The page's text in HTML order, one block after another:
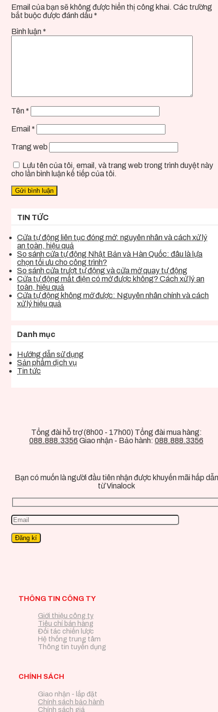
Email của bạn sẽ không được hiển thị công khai. Các trường
bắt buộc được đánh dấu *
Bình luận *
Tên *
Email *
Trang web
Lưu tên của tôi, email, và trang web trong trình duyệt này
cho lần bình luận kế tiếp của tôi.
TIN TỨC
Cửa tự động liên tục đóng mở: nguyên nhân và cách xử lý
an toàn, hiệu quả
So sánh cửa tự động Nhật Bản và Hàn Quốc: đâu là lựa
chọn tối ưu cho công trình?
So sánh cửa trượt tự động và cửa mở quay tự động
Cửa tự động mất điện có mở được không? Cách xử lý an
toàn, hiệu quả
Cửa tự động không mở được: Nguyên nhân chính và cách
xử lý hiệu quả
Danh mục
Hướng dẫn sử dụng
Sản phẩm dịch vụ
Tin tức
Tổng đài hỗ trợ (8h00 - 17h00) Tổng đài mua hàng:
088.888.3356 Giao nhận - Bảo hành: 088.888.3356
Bạn có muốn là người đầu tiên nhận được khuyến mãi hấp dẫn
từ Vinalock
THÔNG TIN CÔNG TY
Giới thiệu công ty
Tiêu chí bán hàng
Đối tác chiến lược
Hệ thống trung tâm
Thông tin tuyển dụng
CHÍNH SÁCH
Giao nhận - lắp đặt
Chính sách bảo hành
Chính sách giá